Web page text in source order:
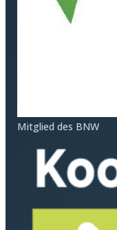
Mitglied des BNW